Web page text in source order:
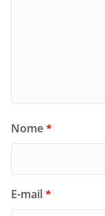
Nome*
E-mail*